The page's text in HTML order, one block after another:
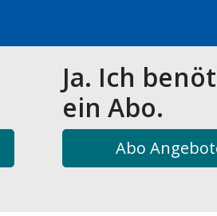
Ja. Ich
ein Abo.
Abo